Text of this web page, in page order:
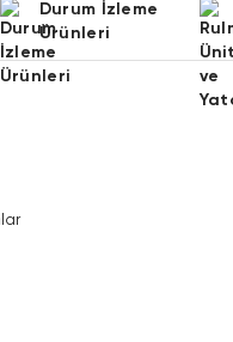
Durum İzleme
Ürünleri